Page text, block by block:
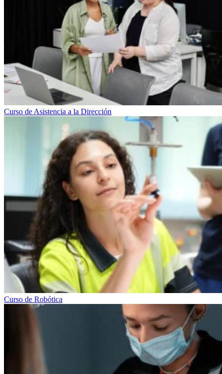
Curso de Asistencia a la Dirección
Curso de Robótica